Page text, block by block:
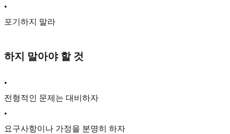
•
포기하지 말라
하지 말아야 할 것
•
전형적인 문제는 대비하자
•
요구사항이나 가정을 분명히 하자